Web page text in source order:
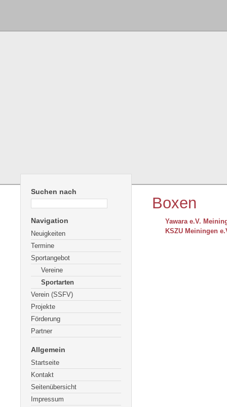
Suchen nach
Navigation
Neuigkeiten
Termine
Sportangebot
Vereine
Sportarten
Verein (SSFV)
Projekte
Förderung
Partner
Allgemein
Startseite
Kontakt
Seitenübersicht
Impressum
Boxen
Yawara e.V.
KSZU Meiningen